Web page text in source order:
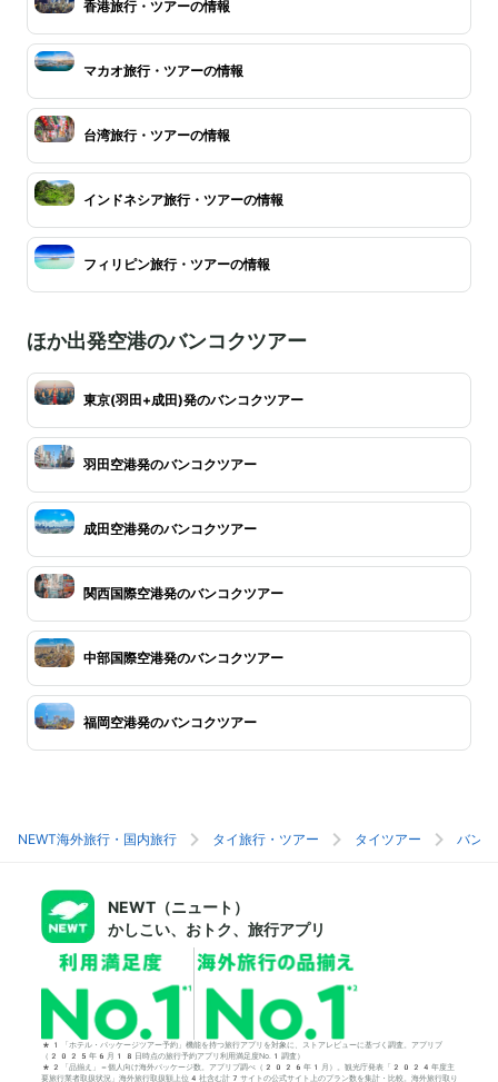
香港旅行・ツアーの情報
マカオ旅行・ツアーの情報
台湾旅行・ツアーの情報
インドネシア旅行・ツアーの情報
フィリピン旅行・ツアーの情報
ほか出発空港のバンコクツアー
東京(羽田+成田)発のバンコクツアー
羽田空港発のバンコクツアー
成田空港発のバンコクツアー
関西国際空港発のバンコクツアー
中部国際空港発のバンコクツアー
福岡空港発のバンコクツアー
NEWT海外旅行・国内旅行 タイ旅行・ツアー タイツアー バン
NEWT（ニュート）
かしこい、おトク、旅行アプリ
*1「ホテル・パッケージツアー予約」機能を持つ旅行アプリを対象に、ストアレビューに基づく調査。アプリブ
（2025年6月18日時点の旅行予約アプリ利用満足度No.1調査）
*2「品揃え」＝個人向け海外パッケージ数。アプリブ調べ（2026年1月）。観光庁発表「2024年度主
要旅行業者取扱状況」海外旅行取扱額上位4社含む計7サイトの公式サイト上のプラン数を集計・比較。海外旅行取り